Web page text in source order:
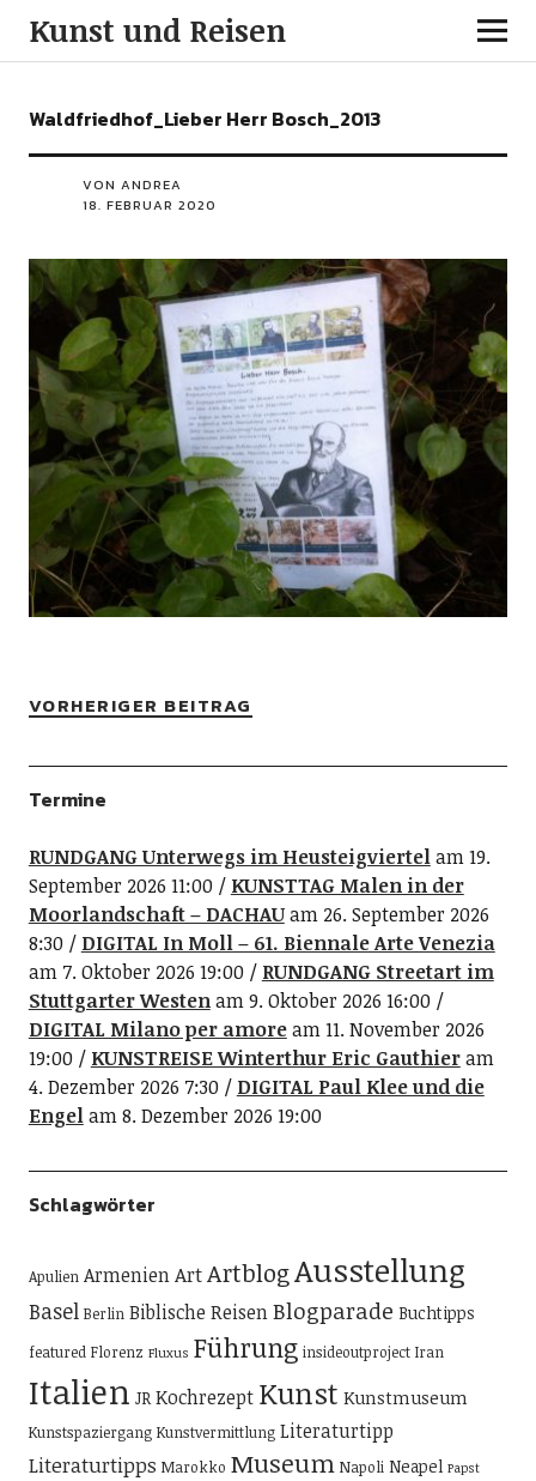
Kunst und Reisen
Waldfriedhof_Lieber Herr Bosch_2013
VON ANDREA
18. FEBRUAR 2020
VORHERIGER BEITRAG
Termine
RUNDGANG Unterwegs im Heusteigviertelam 19.
September 2026 11:00
KUNSTTAG Malen in der
Moorlandschaft – DACHAUam 26. September 2026
8:30
DIGITAL In Moll – 61. Biennale Arte Venezia
am 7. Oktober 2026 19:00
RUNDGANG Streetart im
Stuttgarter Westenam 9. Oktober 2026 16:00
DIGITAL Milano per amoream 11. November 2026
19:00
KUNSTREISE Winterthur Eric Gauthieram
4. Dezember 2026 7:30
DIGITAL Paul Klee und die
Engelam 8. Dezember 2026 19:00
Schlagwörter
Apulien ArmenienArtArtblogAusstellung
Basel Berlin Biblische ReisenBlogparade Buchtipps
featured Florenz Fluxus Führung insideoutproject Iran
Italien JR Kochrezept Kunst Kunstmuseum
Kunstspaziergang Kunstvermittlung Literaturtipp
Literaturtipps Marokko Museum Napoli Neapel Papst